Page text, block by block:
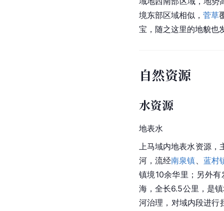
境东部区域相似， 菅草
宝，随之这里的地貌也
自然资源
水资源
地表水
上马域内地表水资源，
河，流经南泉镇、 蓝村
镇境10余华里；另外
海，全长6.5公里，是
河治理，对域内段进行